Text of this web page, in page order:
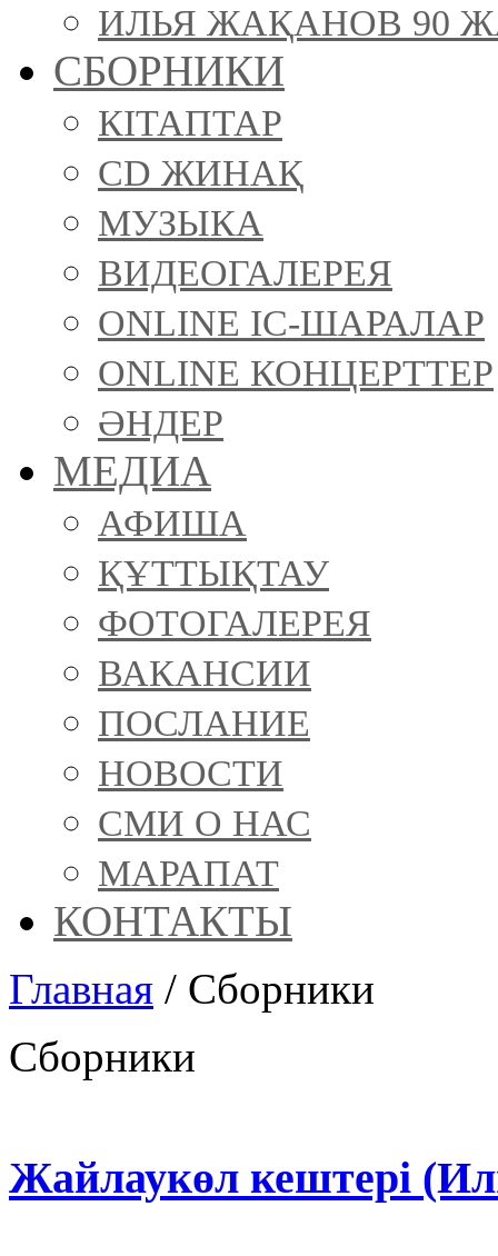
ИЛЬЯ ЖАҚАНОВ 90
СБОРНИКИ
КІТАПТАР
CD ЖИНАҚ
МУЗЫКА
ВИДЕОГАЛЕРЕЯ
ONLINE ІС-ШАРАЛАР
ONLINE КОНЦЕРТТЕР
ӘНДЕР
МЕДИА
АФИША
ҚҰТТЫҚТАУ
ФОТОГАЛЕРЕЯ
ВАКАНСИИ
ПОСЛАНИЕ
НОВОСТИ
СМИ О НАС
МАРАПАТ
КОНТАКТЫ
Главная / Сборники
Сборники
Жайлаукөл кештері